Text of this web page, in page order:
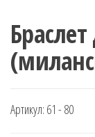
Артикул: 61 - 80